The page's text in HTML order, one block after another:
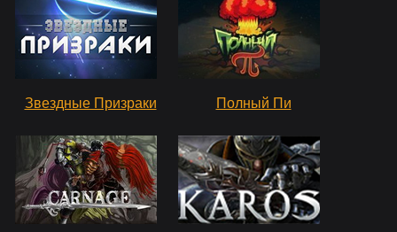
Звездные Призраки Полный Пи